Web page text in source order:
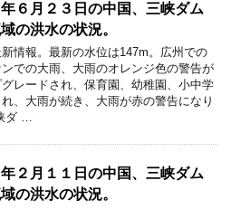
年６月２３日の中国、三峡ダム
の洪水の状況。
情報。最新の水位は147m。広州での
での大雨、大雨のオレンジ色の警告が
レードされ、保育園、幼稚園、小中学
、大雨が続き、大雨が赤の警告になり
ダ …
年２月１１日の中国、三峡ダム
の洪水の状況。